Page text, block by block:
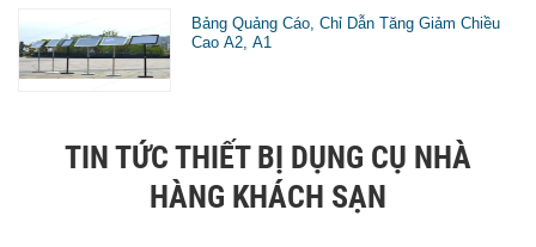
Bảng Quảng Cáo, Chỉ Dẫn Tăng Giảm Chiều
Cao A2, A1
TIN TỨC THIẾT BỊ DỤNG CỤ NHÀ
HÀNG KHÁCH SẠN